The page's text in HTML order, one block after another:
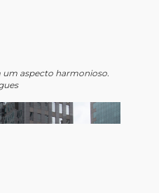
aspecto harmonioso.